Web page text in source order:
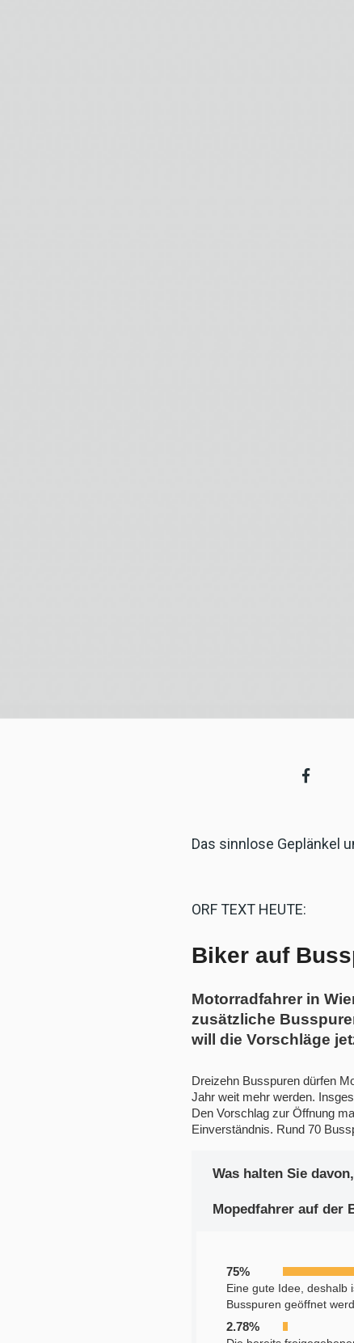
Das sinnlose Geplänkel
ORF TEXT HEUTE:
Biker auf
Motorradfahrer in
zusätzliche
will die Vorschläge
Dreizehn Busspuren dürfen
Jahr weit mehr werden.
Den Vorschlag zur Öffnung
Einverständnis. Rund 70
Was halten Sie
Mopedfahrer auf der
75%
Eine gute Idee, deshalb
Busspuren geöffnet
2.78%